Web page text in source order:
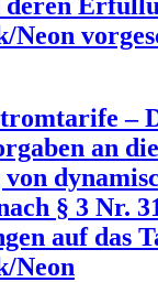
–
an die
§ 3 Nr.
auf das
Neon